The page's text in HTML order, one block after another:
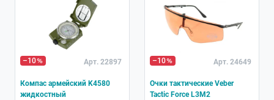
–10 Арт. 22897
Компас армейский K4580
жидкостный
–10 Арт. 24649
Очки тактические Veber
Tactic Force L3M2